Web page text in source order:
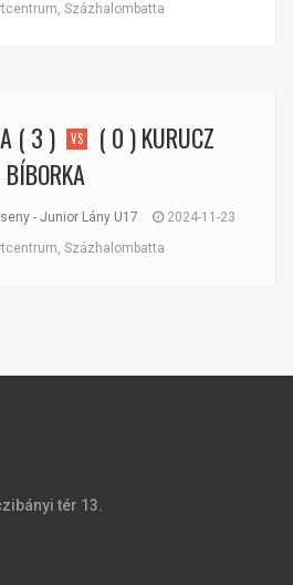
Százhalombatta
( 3 ) VS ( 0 )KURUCZ
BÍBORKA
- Junior Lány U17
2024-11-23
Százhalombatta
tér 13.